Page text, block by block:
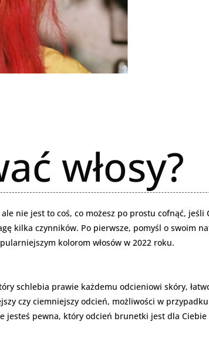
włosy?
nie jest to coś, co możesz po prostu cofnąć, jeśli
kilka czynników. Po pierwsze, pomyśl o swoim
kolorom włosów w 2022 roku.
schlebia prawie każdemu odcieniowi skóry,
czy ciemniejszy odcień, możliwości w
jesteś pewna, który odcień brunetki jest dla